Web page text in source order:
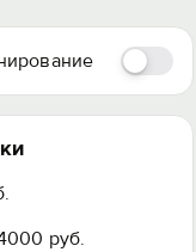
руб.